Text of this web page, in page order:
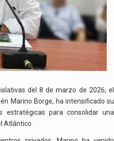
DE
REPRESENTANTES
EN
2026
del 8 de marzo de 2026, el
Marino Borge, ha intensificado su
estratégicas para consolidar una
Atlántico.